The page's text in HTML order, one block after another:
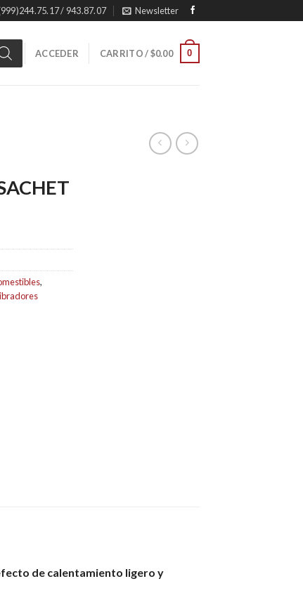
/ 943.87.07 Newsletter
ACCEDER CARRITO /$0.00 0
,
de calentamiento ligero y